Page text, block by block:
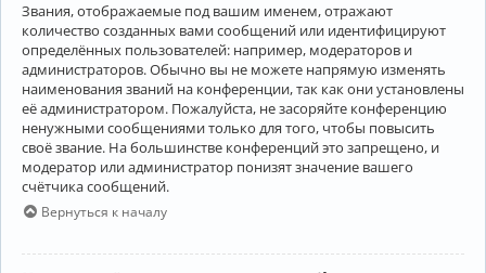
Звания, отображаемые под вашим именем, отражают
количество созданных вами сообщений или идентифицируют
определённых пользователей: например, модераторов и
администраторов. Обычно вы не можете напрямую изменять
наименования званий на конференции, так как они установлены
её администратором. Пожалуйста, не засоряйте конференцию
ненужными сообщениями только для того, чтобы повысить
своё звание. На большинстве конференций это запрещено, и
модератор или администратор понизят значение вашего
счётчика сообщений.
Вернуться к началу